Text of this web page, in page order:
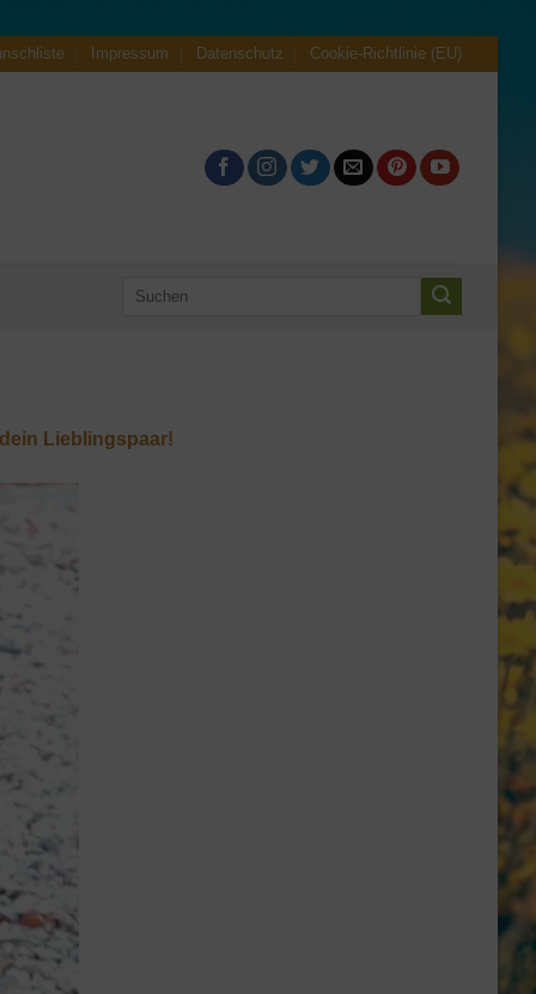
Impressum Datenschutz Cookie-Richtlinie (EU)
Suche
Lieblingspaar!